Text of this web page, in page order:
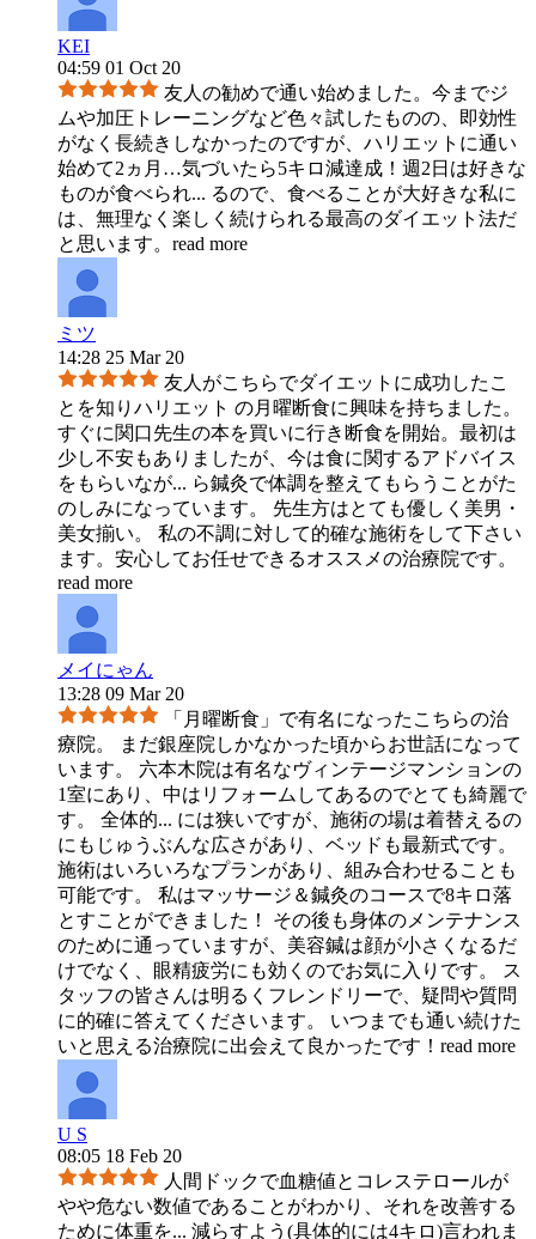
KEI
04:59 01 Oct 20
友人の勧めで通い始めました。今までジ
ムや加圧トレーニングなど色々試したものの、即効性
がなく長続きしなかったのですが、ハリエットに通い
始めて2ヵ月…気づいたら5キロ減達成！週2日は好きな
ものが食べられ... るので、食べることが大好きな私に
は、無理なく楽しく続けられる最高のダイエット法だ
と思います。 read more
ミツ
14:28 25 Mar 20
友人がこちらでダイエットに成功したこ
とを知りハリエット の月曜断食に興味を持ちました。
すぐに関口先生の本を買いに行き断食を開始。最初は
少し不安もありましたが、今は食に関するアドバイス
をもらいなが... ら鍼灸で体調を整えてもらうことがた
のしみになっています。 先生方はとても優しく美男・
美女揃い。 私の不調に対して的確な施術をして下さい
ます。安心してお任せできるオススメの治療院です。
read more
メイにゃん
13:28 09 Mar 20
「月曜断食」で有名になったこちらの治
療院。 まだ銀座院しかなかった頃からお世話になって
います。 六本木院は有名なヴィンテージマンションの
1室にあり、中はリフォームしてあるのでとても綺麗で
す。 全体的... には狭いですが、施術の場は着替えるの
にもじゅうぶんな広さがあり、ベッドも最新式です。
施術はいろいろなプランがあり、組み合わせることも
可能です。 私はマッサージ＆鍼灸のコースで8キロ落
とすことができました！ その後も身体のメンテナンス
のために通っていますが、美容鍼は顔が小さくなるだ
けでなく、眼精疲労にも効くのでお気に入りです。 ス
タッフの皆さんは明るくフレンドリーで、疑問や質問
に的確に答えてくださいます。 いつまでも通い続けた
いと思える治療院に出会えて良かったです！ read more
U S
08:05 18 Feb 20
人間ドックで血糖値とコレステロールが
やや危ない数値であることがわかり、それを改善する
ために体重を... 減らすよう(具体的には4キロ)言われま